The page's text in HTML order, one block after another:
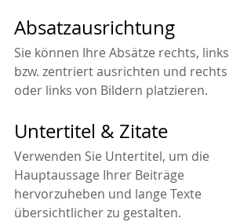
Absatzausrichtung
Sie können Ihre Absätze rechts, links
bzw. zentriert ausrichten und rechts
oder links von Bildern platzieren.
Untertitel & Zitate
Verwenden Sie Untertitel, um die
Hauptaussage Ihrer Beiträge
hervorzuheben und lange Texte
übersichtlicher zu gestalten.